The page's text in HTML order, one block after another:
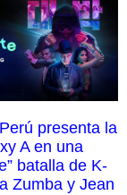
presenta la
A en una
batalla de K-
Zumba y Jean